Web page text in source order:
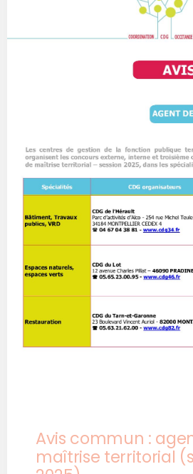
Avis commun :
maîtrise territorial